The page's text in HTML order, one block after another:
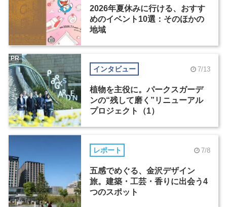
2026年夏休みに行ける、おすす
めのイベント10選：そのほかの
地域
インタビュー 7/13
植物を主役に。パークスガーデ
ンの“残して磨く”リニューアル
プロジェクト（1）
PR
レポート 7/8
五感でめぐる、金沢デザイン
旅。建築・工芸・香りに出会う4
つのスポット